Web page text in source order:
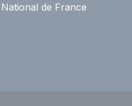
de France